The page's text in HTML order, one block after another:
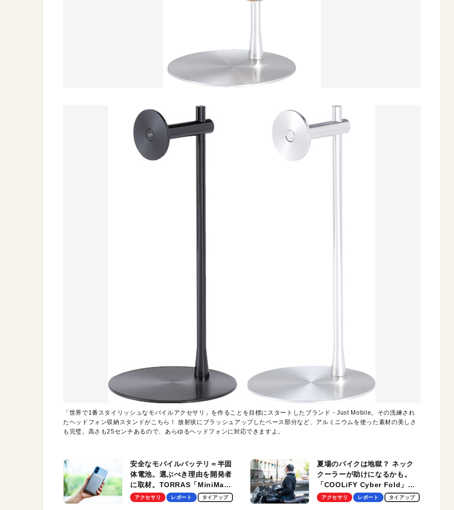
「世界で1番スタイリッシュなモバイルアクセサリ」を作ることを目標にスタートしたブランド・Just Mobile。その洗練され
たヘッドフォン収納スタンドがこちら！ 放射状にブラッシュアップしたベース部分など、アルミニウムを使った素材の美しさ
も完璧。高さも25センチあるので、あらゆるヘッドフォンに対応できますよ。
安全なモバイルバッテリ＝半固
体電池。選ぶべき理由を開発者
に取材。TORRAS「MiniMag
Pro」の実機レビューも
アクセサリ レポート タイアップ
夏場のバイクは地獄？ ネック
クーラーが助けになるかも。
「COOLiFY Cyber Fold」レ
ビュー。冷却の速さ、密着する
アクセサリ レポート タイアップ